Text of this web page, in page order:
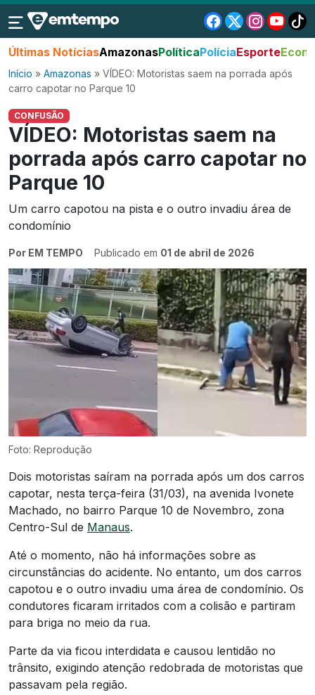
Últimas NotíciasAmazonasPolíticaPolíciaEsporte
Início » Amazonas » VÍDEO: Motoristas saem na porrada após
carro capotar no Parque 10
CONFUSÃO
VÍDEO: Motoristas saem na
porrada após carro capotar no
Parque 10
Um carro capotou na pista e o outro invadiu área de
condomínio
Por EM TEMPO Publicado em 01 de abril de 2026
Foto: Reprodução
Dois motoristas saíram na porrada após um dos carros
capotar, nesta terça-feira (31/03), na avenida Ivonete
Machado, no bairro Parque 10 de Novembro, zona
Centro-Sul de Manaus.
Até o momento, não há informações sobre as
circunstâncias do acidente. No entanto, um dos carros
capotou e o outro invadiu uma área de condomínio. Os
condutores ficaram irritados com a colisão e partiram
para briga no meio da rua.
Parte da via ficou interdidata e causou lentidão no
trânsito, exigindo atenção redobrada de motoristas que
passavam pela região.